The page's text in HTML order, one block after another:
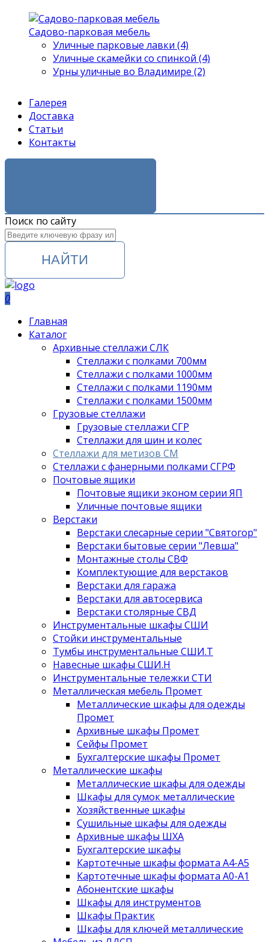
Садово-парковая мебель
Уличные парковые лавки (4)
Уличные скамейки со спинкой (4)
Урны уличные во Владимире (2)
Галерея
Доставка
Статьи
Контакты
Поиск по сайту
НАЙТИ
0
Главная
Каталог
Архивные стеллажи СЛК
Стеллажи с полками 700мм
Стеллажи с полками 1000мм
Стеллажи с полками 1190мм
Стеллажи с полками 1500мм
Грузовые стеллажи
Грузовые стеллажи СГР
Стеллажи для шин и колес
Стеллажи для метизов СМ
Стеллажи с фанерными полками СГРФ
Почтовые ящики
Почтовые ящики эконом серии ЯП
Уличные почтовые ящики
Верстаки
Верстаки слесарные серии "Святогор"
Верстаки бытовые серии "Левша"
Монтажные столы СВФ
Комплектующие для верстаков
Верстаки для гаража
Верстаки для автосервиса
Верстаки столярные СВД
Инструментальные шкафы СШИ
Стойки инструментальные
Тумбы инструментальные СШИ.Т
Навесные шкафы СШИ.Н
Инструментальные тележки СТИ
Металлическая мебель Промет
Металлические шкафы для одежды
Промет
Архивные шкафы Промет
Сейфы Промет
Бухгалтерские шкафы Промет
Металлические шкафы
Металлические шкафы для одежды
Шкафы для сумок металлические
Хозяйственные шкафы
Сушильные шкафы для одежды
Архивные шкафы ШХА
Бухгалтерские шкафы
Картотечные шкафы формата А4-А5
Картотечные шкафы формата А0-А1
Абонентские шкафы
Шкафы для инструментов
Шкафы Практик
Шкафы для ключей металлические